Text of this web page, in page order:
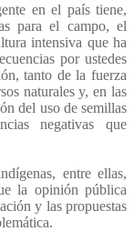
en el país tiene,
para el campo, el
intensiva que ha
por ustedes
tanto de la fuerza
naturales y, en las
del uso de semillas
negativas que
entre ellas,
la opinión pública
y las propuestas